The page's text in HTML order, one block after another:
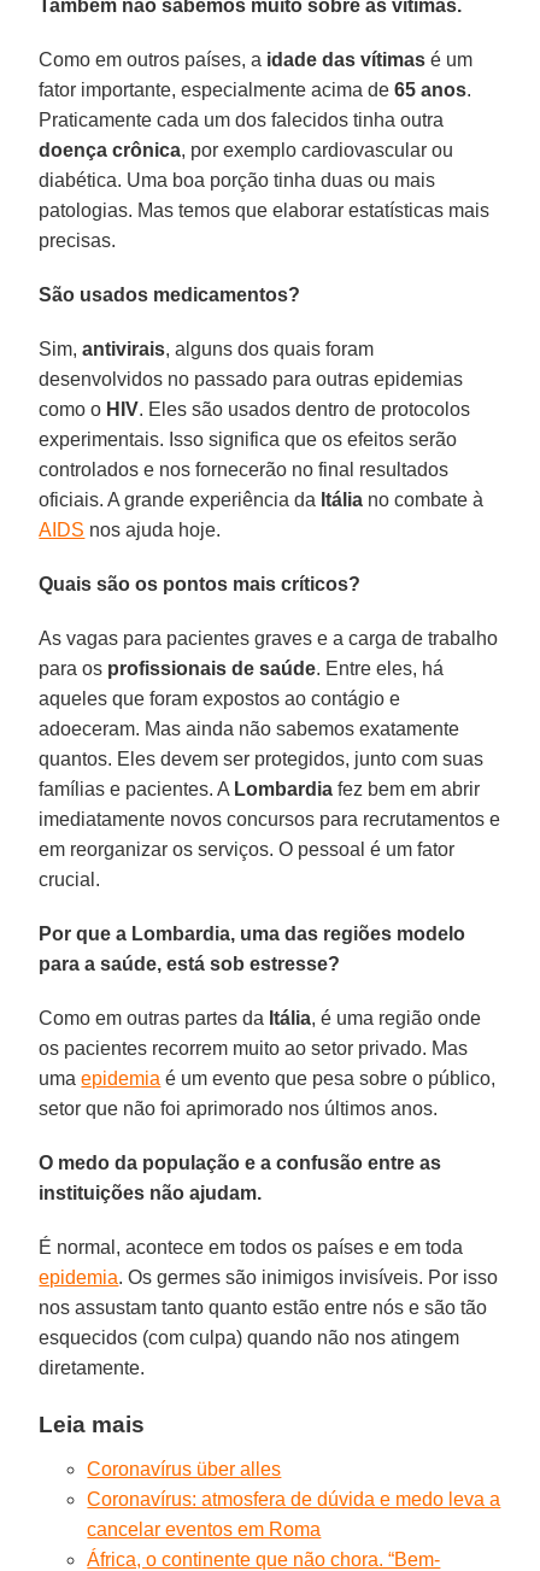
Também não sabemos muito sobre as vítimas.
Como em outros países, a idade das vítimas é um
fator importante, especialmente acima de65 anos.
Praticamente cada um dos falecidos tinha outra
doença crônica, por exemplo cardiovascular ou
diabética. Uma boa porção tinha duas ou mais
patologias. Mas temos que elaborar estatísticas mais
precisas.
São usados medicamentos?
Sim,antivirais, alguns dos quais foram
desenvolvidos no passado para outras epidemias
como o HIV. Eles são usados dentro de protocolos
experimentais. Isso significa que os efeitos serão
controlados e nos fornecerão no final resultados
oficiais. A grande experiência da Itália no combate à
AIDS nos ajuda hoje.
Quais são os pontos mais críticos?
As vagas para pacientes graves e a carga de trabalho
para os profissionais de saúde. Entre eles, há
aqueles que foram expostos ao contágio e
adoeceram. Mas ainda não sabemos exatamente
quantos. Eles devem ser protegidos, junto com suas
famílias e pacientes. A Lombardia fez bem em abrir
imediatamente novos concursos para recrutamentos e
em reorganizar os serviços. O pessoal é um fator
crucial.
Por que a Lombardia, uma das regiões modelo
para a saúde, está sob estresse?
Como em outras partes da Itália, é uma região onde
os pacientes recorrem muito ao setor privado. Mas
umaepidemia é um evento que pesa sobre o público,
setor que não foi aprimorado nos últimos anos.
O medo da população e a confusão entre as
instituições não ajudam.
É normal, acontece em todos os países e em toda
epidemia. Os germes são inimigos invisíveis. Por isso
nos assustam tanto quanto estão entre nós e são tão
esquecidos (com culpa) quando não nos atingem
diretamente.
Leia mais
Coronavírus über alles
Coronavírus: atmosfera de dúvida e medo leva a
cancelar eventos em Roma
África, o continente que não chora. “Bem-